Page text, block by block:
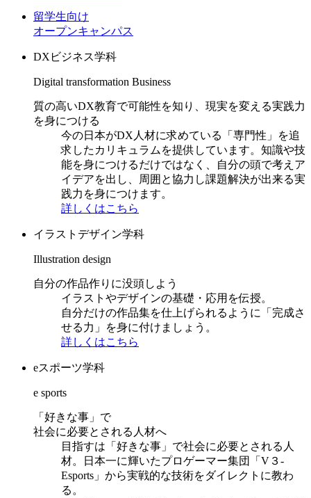
留学生向け
オープンキャンパス
DXビジネス学科
Digital transformation Business
質の高いDX教育で可能性を知り、現実を変える実践力
を身につける
今の日本がDX人材に求めている「専門性」を追
求したカリキュラムを提供しています。知識や技
能を身につけるだけではなく、自分の頭で考えア
イデアを出し、周囲と協力し課題解決が出来る実
践力を身につけます。
詳しくはこちら
イラストデザイン学科
Illustration design
自分の作品作りに没頭しよう
イラストやデザインの基礎・応用を伝授。
自分だけの作品集を仕上げられるように「完成さ
せる力」を身に付けましょう。
詳しくはこちら
eスポーツ学科
e sports
「好きな事」で
社会に必要とされる人材へ
目指すは「好きな事」で社会に必要とされる人
材。日本一に輝いたプロゲーマー集団「V３-
Esports」から実戦的な技術をダイレクトに教わ
る。